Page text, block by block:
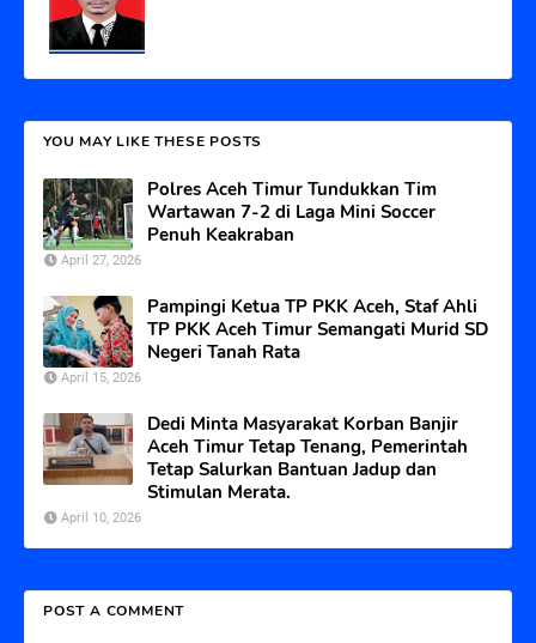
YOU MAY LIKE THESE POSTS
Polres Aceh Timur Tundukkan Tim
Wartawan 7-2 di Laga Mini Soccer
Penuh Keakraban
April 27, 2026
Pampingi Ketua TP PKK Aceh, Staf Ahli
TP PKK Aceh Timur Semangati Murid SD
Negeri Tanah Rata
April 15, 2026
Dedi Minta Masyarakat Korban Banjir
Aceh Timur Tetap Tenang, Pemerintah
Tetap Salurkan Bantuan Jadup dan
Stimulan Merata.
April 10, 2026
POST A COMMENT